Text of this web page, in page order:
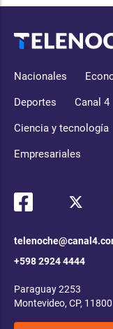
Nacionales
Deportes Canal 4
Ciencia y tecnología
Empresariales
+598 2924 4444
Paraguay 2253
Montevideo, CP, 11800